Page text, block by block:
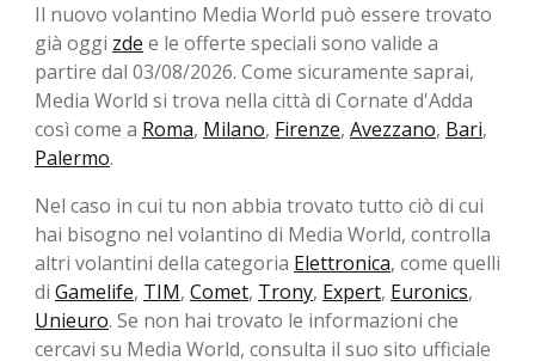
Il nuovo volantino Media World può essere trovato
già oggi zde e le offerte speciali sono valide a
partire dal 03/08/2026. Come sicuramente saprai,
Media World si trova nella città di Cornate d'Adda
così come a Roma, Milano, Firenze, Avezzano, Bari,
Palermo.
Nel caso in cui tu non abbia trovato tutto ciò di cui
hai bisogno nel volantino di Media World, controlla
altri volantini della categoria Elettronica, come quelli
di Gamelife, TIM, Comet, Trony, Expert, Euronics,
Unieuro. Se non hai trovato le informazioni che
cercavi su Media World, consulta il suo sito ufficiale